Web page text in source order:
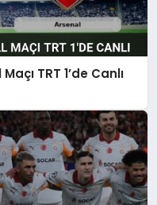
TRT 1’de Canlı